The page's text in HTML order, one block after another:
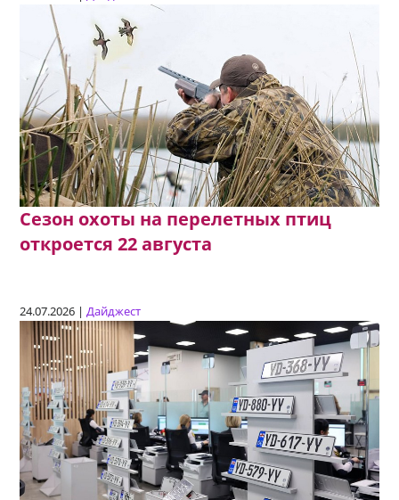
Сезон охоты на перелетных птиц
откроется 22 августа
24.07.2026 |Дайджест